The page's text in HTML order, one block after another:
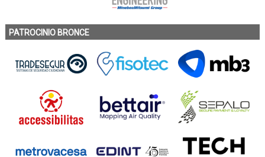
PATROCINIO BRONCE